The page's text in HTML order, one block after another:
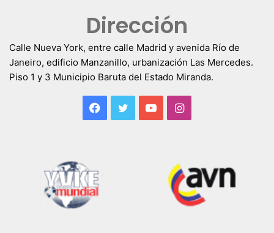
Dirección
Calle Nueva York, entre calle Madrid y avenida Río de
Janeiro, edificio Manzanillo, urbanización Las Mercedes.
Piso 1 y 3 Municipio Baruta del Estado Miranda.
Facebook
TwitterYouTubeInstagram